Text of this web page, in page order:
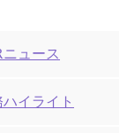
ニュース
ハイライト